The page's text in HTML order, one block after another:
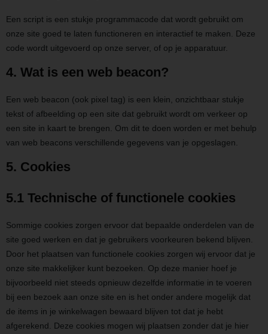
Een script is een stukje programmacode dat wordt gebruikt om
onze site goed te laten functioneren en interactief te maken. Deze
code wordt uitgevoerd op onze server, of op je apparatuur.
4. Wat is een web beacon?
Een web beacon (ook pixel tag) is een klein, onzichtbaar stukje
tekst of afbeelding op een site dat gebruikt wordt om verkeer op
een site in kaart te brengen. Om dit te doen worden er met behulp
van web beacons verschillende gegevens van je opgeslagen.
5. Cookies
5.1 Technische of functionele cookies
Sommige cookies zorgen ervoor dat bepaalde onderdelen van de
site goed werken en dat je gebruikers voorkeuren bekend blijven.
Door het plaatsen van functionele cookies zorgen wij ervoor dat je
onze site makkelijker kunt bezoeken. Op deze manier hoef je
bijvoorbeeld niet steeds opnieuw dezelfde informatie in te voeren
bij een bezoek aan onze site en is het onder andere mogelijk dat
de items in je winkelwagen bewaard blijven tot dat je hebt
afgerekend. Deze cookies mogen wij plaatsen zonder dat je hier